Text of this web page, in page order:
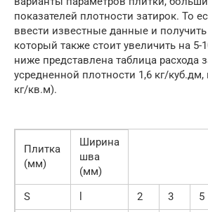
показателей плотности затирок. То
ввести известные данные и получить
который также стоит увеличить на 5-
ниже представлена таблица расхода
усредненной плотности 1,6 кг/куб.дм,
кг/кв.м).
Плитка
(мм)
Ширина
шва
(мм)
S
2 3 5